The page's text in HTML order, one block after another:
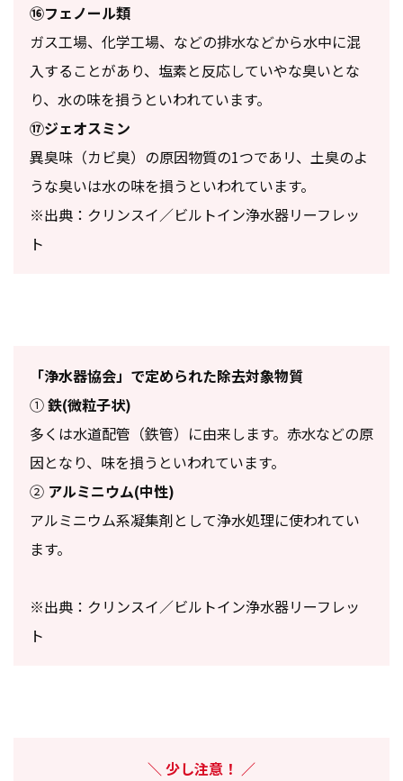
⑯フェノール類
ガス工場、化学工場、などの排水などから水中に混
入することがあり、塩素と反応していやな臭いとな
り、水の味を損うといわれています。
⑰ジェオスミン
異臭味（カビ臭）の原因物質の1つであリ、土臭のよ
うな臭いは水の味を損うといわれています。
※出典：クリンスイ／ビルトイン浄水器リーフレッ
ト
「浄水器協会」で定められた除去対象物質
①鉄(微粒子状)
多くは水道配管（鉄管）に由来します。赤水などの原
因となり、味を損うといわれています。
② アルミニウム(中性)
アルミニウム系凝集剤として浄水処理に使われてい
ます。
※出典：クリンスイ／ビルトイン浄水器リーフレッ
ト
少し注意！